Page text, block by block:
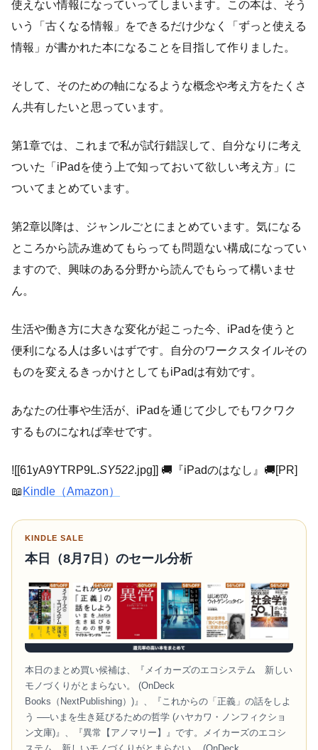
使えない情報になっていってしまいます。この本は、そう
いう「古くなる情報」をできるだけ少なく「ずっと使える
情報」が書かれた本になることを目指して作りました。
そして、そのための軸になるような概念や考え方をたくさ
ん共有したいと思っています。
第1章では、これまで私が試行錯誤して、自分なりに考え
ついた「iPadを使う上で知っておいて欲しい考え方」に
ついてまとめています。
第2章以降は、ジャンルごとにまとめています。気になる
ところから読み進めてもらっても問題ない構成になってい
ますので、興味のある分野から読んでもらって構いませ
ん。
生活や働き方に大きな変化が起こった今、iPadを使うと
便利になる人は多いはずです。自分のワークスタイルその
ものを変えるきっかけとしてもiPadは有効です。
あなたの仕事や生活が、iPadを通じて少しでもワクワク
するものになれば幸せです。
![[61yA9YTRP9L.SY522.jpg]] 🚚『iPadのはなし』🚚[PR]
📖 Kindle（Amazon）
KINDLE SALE
本日（8月7日）のセール分析
本日のまとめ買い候補は、『メイカーズのエコシステム 新しい
モノづくりがとまらない。 (OnDeck
Books（NextPublishing）)』、『これからの「正義」の話をしよ
う ──いまを生き延びるための哲学 (ハヤカワ・ノンフィクショ
ン文庫)』、『異常【アノマリー】』です。メイカーズのエコシ